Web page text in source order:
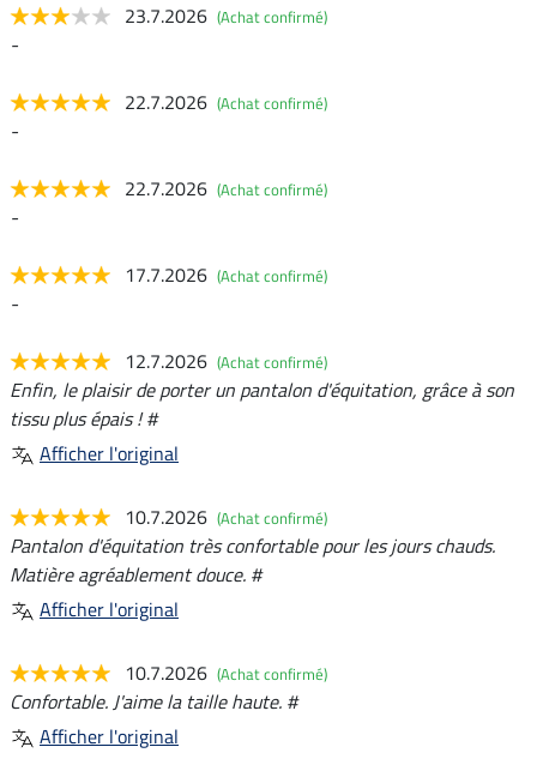
23.7.2026 (Achat confirmé)
-
22.7.2026 (Achat confirmé)
-
22.7.2026 (Achat confirmé)
-
17.7.2026 (Achat confirmé)
-
12.7.2026 (Achat confirmé)
Enfin, le plaisir de porter un pantalon d'équitation, grâce à son
tissu plus épais ! #
Afficher l'original
10.7.2026 (Achat confirmé)
Pantalon d'équitation très confortable pour les jours chauds.
Matière agréablement douce. #
Afficher l'original
10.7.2026 (Achat confirmé)
Confortable. J'aime la taille haute. #
Afficher l'original